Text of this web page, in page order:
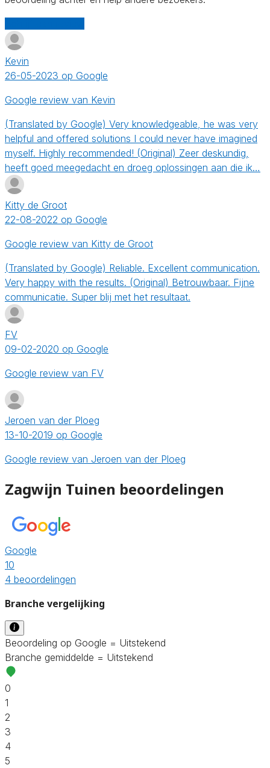
Kevin
26-05-2023 op Google
Google review van Kevin
(Translated by Google) Very knowledgeable, he was very
helpful and offered solutions I could never have imagined
myself. Highly recommended! (Original) Zeer deskundig,
heeft goed meegedacht en droeg oplossingen aan die ik…
Kitty de Groot
22-08-2022 op Google
Google review van Kitty de Groot
(Translated by Google) Reliable. Excellent communication.
Very happy with the results. (Original) Betrouwbaar. Fijne
communicatie. Super blij met het resultaat.
FV
09-02-2020 op Google
Google review van FV
Jeroen van der Ploeg
13-10-2019 op Google
Google review van Jeroen van der Ploeg
Zagwijn Tuinen beoordelingen
Google
10
4 beoordelingen
Branche vergelijking
Beoordeling op Google = Uitstekend
Branche gemiddelde = Uitstekend
0
1
2
3
4
5